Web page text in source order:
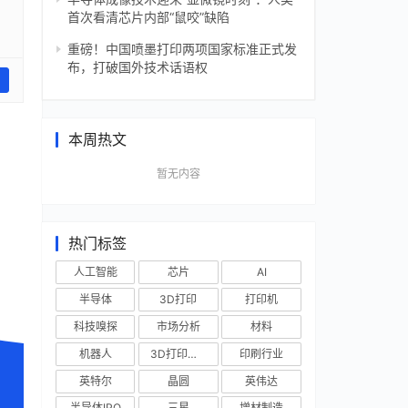
首次看清芯片内部“鼠咬”缺陷
重磅！中国喷墨打印两项国家标准正式发
布，打破国外技术话语权
本周热文
暂无内容
热门标签
人工智能 芯片
AI
半导体
3D打印
打印机
科技嗅探
市场分析
材料
机器人
3D打印技术
印刷行业
英特尔
晶圆
英伟达